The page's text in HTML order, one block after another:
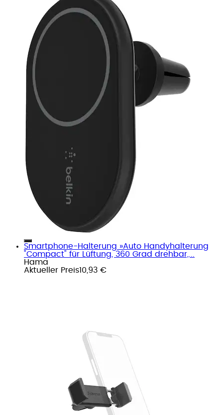
Smartphone-Halterung »Auto Handyhalterung
"Compact" für Lüftung, 360 Grad drehbar,...
Hama
Aktueller Preis10,93 €